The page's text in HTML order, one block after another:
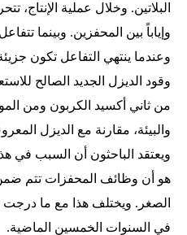
البلاتين. وخلال عملية الإنتاج،
وإياباً بين المحفزين. وبينما
وعندما ينتهي التفاعل تكون
وقود الديزل الجديد الصالح
من ثاني أكسيد الكربون ومن
والبيئة، مقارنة مع الديزل
ويعتقد الباحثون أن السبب في
هو أن وظائف المحفزات تتم ضمن
الصغر. ويختلف هذا مع ما درجت
في السنوات الخمسين الماضية.